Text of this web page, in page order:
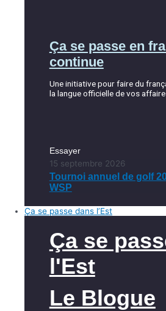
Ça se passe en
continue
Une initiative pour faire du
la langue officielle de vos
Essayer
15 septembre 2026
Tournoi annuel de golf
WSP
Ça se passe dans l’Est
Ça se
l'Est
Le Blogue